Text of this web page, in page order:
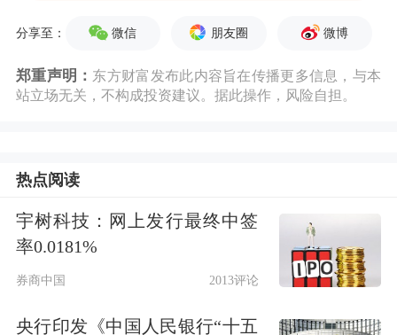
员口头劝说之下，双方才得以分开。
8月3日，宝能官网曾于官网发布《关于
团坚决履行企业主体责任，绝大部分经
营单元均正常发薪，部分存在薪资缓发
的经营单元正在全力解决，从未懈怠。
声明还强调集团“资产扎实、底子厚
实，产业方向与国家经济需求高度匹
分享至： 微信 朋友圈 微博
郑重声明： 东方财富发布此内容旨在传播更多信息，与本
站立场无关，不构成投资建议。据此操作，风险自担。
热点阅读
宇树科技：网上发行最终中签
率0.0181%
券商中国 2013评论
央行印发《中国人民银行“十五